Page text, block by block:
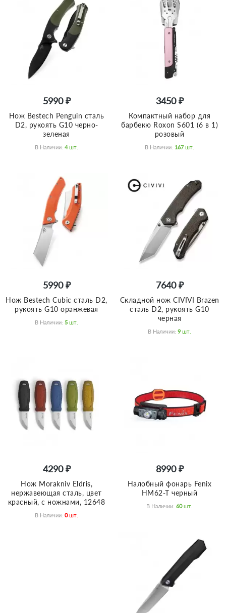
5990 ₽
Нож Bestech Penguin сталь
D2, рукоять G10 черно-
зеленая
В Наличии: 4 Шт.
3450 ₽
Компактный набор для
барбекю Roxon S601 (6 в 1)
розовый
В Наличии: 167 Шт.
5990 ₽
Нож Bestech Cubic сталь D2,
рукоять G10 оранжевая
В Наличии: 5 Шт.
7640 ₽
Складной нож CIVIVI Brazen
сталь D2, рукоять G10
черная
В Наличии: 9 Шт.
4290 ₽
Нож Morakniv Eldris,
нержавеющая сталь, цвет
красный, с ножнами, 12648
В Наличии: 0 Шт.
8990 ₽
Налобный фонарь Fenix
HM62-T черный
В Наличии: 60 Шт.